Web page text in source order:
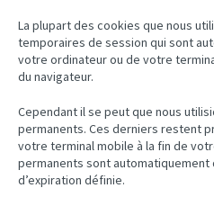
La plupart des cookies que nous
temporaires de session qui sont
votre ordinateur ou de votre
du navigateur.
Cependant il se peut que nous
permanents. Ces derniers restent
votre terminal mobile à la fin de
permanents sont
d’expiration définie.